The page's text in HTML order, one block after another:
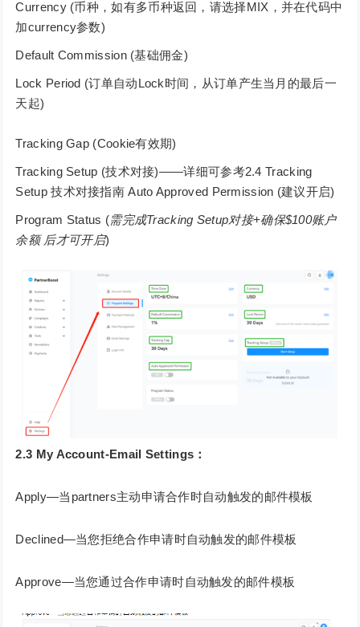
Currency (币种，如有多币种返回，请选择MIX，并在代码中
加currency参数)
Default Commission (基础佣⾦)
Lock Period (订单自动Lock时间，从订单产生当月的最后⼀
天起)
Tracking Gap (Cookie有效期)
Tracking Setup (技术对接)——详细可参考2.4 Tracking
Setup 技术对接指南 Auto Approved Permission (建议开启)
Program Status (需完成Tracking Setup对接+确保$100账户
余额 后才可开启)
2.3 My Account-Email Settings：
Apply—当partners主动申请合作时自动触发的邮件模板
Declined—当您拒绝合作申请时自动触发的邮件模板
Approve—当您通过合作申请时自动触发的邮件模板